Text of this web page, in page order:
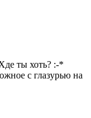
ты хоть? :-*
с глазурью на